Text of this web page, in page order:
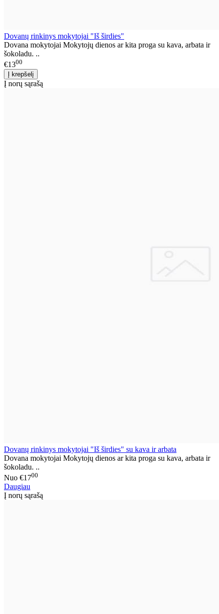
Dovanų rinkinys mokytojai "Iš širdies"
Dovana mokytojai Mokytojų dienos ar kita proga su kava, arbata ir
šokoladu. ..
€1300
Į norų sąrašą
Dovanų rinkinys mokytojai "Iš širdies" su kava ir arbata
Dovana mokytojai Mokytojų dienos ar kita proga su kava, arbata ir
šokoladu. ..
Nuo €1700
Daugiau
Į norų sąrašą